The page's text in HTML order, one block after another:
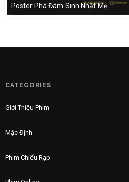
Poster Phá Đám Sinh Nhật Mẹ
CATEGORIES
Giới Thiệu Phim
Mặc Định
Phim Chiếu Rạp